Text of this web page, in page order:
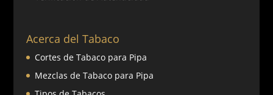
Acerca del Tabaco
Cortes de Tabaco para Pipa
Mezclas de Tabaco para Pipa